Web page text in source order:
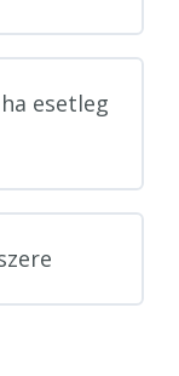
esetleg